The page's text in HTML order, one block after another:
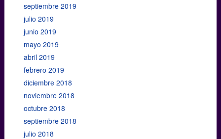
septiembre 2019
julio 2019
junio 2019
mayo 2019
abril 2019
febrero 2019
diciembre 2018
noviembre 2018
octubre 2018
septiembre 2018
julio 2018